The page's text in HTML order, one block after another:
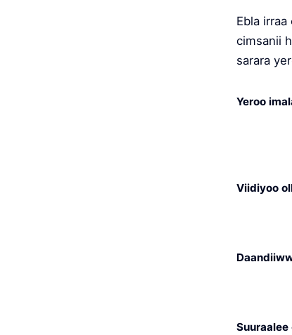
Ebla
cimsanii
sarara
Yeroo
Viidiyoo